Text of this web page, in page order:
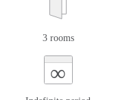
3 rooms
∞